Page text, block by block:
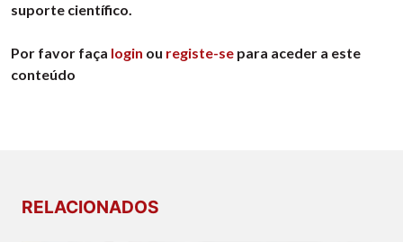
suporte científico.
Por favor faça login ou registe-se para aceder a este
conteúdo
RELACIONADOS